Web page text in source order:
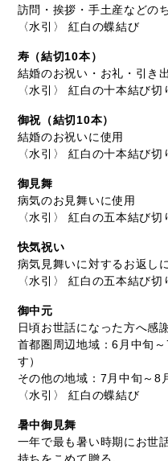
訪問・挨拶・手土産などの
〈水引〉 紅白の蝶結び
寿（結切10本）
結婚のお祝い・お礼・引き
〈水引〉 紅白の十本結び切
御祝（結切10本）
結婚のお祝いに使用
〈水引〉 紅白の十本結び切
御見舞
病気のお見舞いに使用
〈水引〉 紅白の五本結び切
快気祝い
病気見舞いに対するお返し
〈水引〉 紅白の五本結び切
御中元
日頃お世話になった方へ感
首都圏周辺地域：6月中旬
す）
その他の地域：7月中旬～8
〈水引〉 紅白の蝶結び
暑中御見舞
一年で最も暑い時期にお世
持ちをこめて贈る。